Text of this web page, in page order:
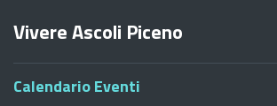
Vivere Ascoli Piceno
Calendario Eventi